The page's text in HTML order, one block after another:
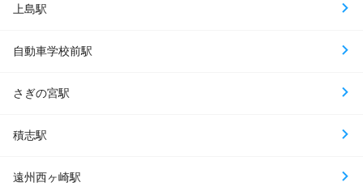
上島駅
自動車学校前駅
さぎの宮駅
積志駅
遠州西ヶ崎駅